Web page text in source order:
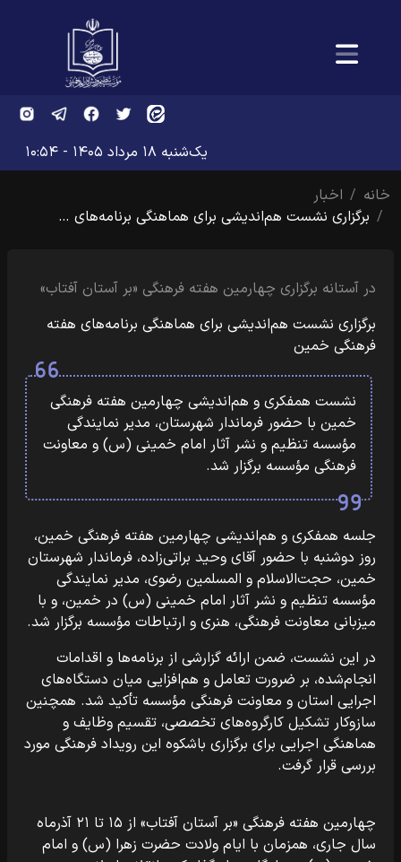
یک‌شنبه ۱۸ مرداد ۱۴۰۵ - ۱۰:۵۴
خانه
اخبار
برگزاری نشست هم‌اندیشی برای هماهنگی برنامه‌های …
در آستانه برگزاری چهارمین هفته فرهنگی «بر آستان آفتاب»
برگزاری نشست هم‌اندیشی برای هماهنگی برنامه‌های هفته
فرهنگی خمین
نشست همفکری و هم‌اندیشی چهارمین هفته فرهنگی
خمین با حضور فرماندار شهرستان، مدیر نمایندگی
مؤسسه تنظیم و نشر آثار امام خمینی (س) و معاونت
فرهنگی مؤسسه برگزار شد.
جلسه همفکری و هم‌اندیشی چهارمین هفته فرهنگی خمین،
روز دوشنبه با حضور آقای وحید براتی‌زاده، فرماندار شهرستان
خمین، حجت‌الاسلام و المسلمین رضوی، مدیر نمایندگی
مؤسسه تنظیم و نشر آثار امام خمینی (س) در خمین، و با
میزبانی معاونت فرهنگی، هنری و ارتباطات مؤسسه برگزار شد.
در این نشست، ضمن ارائه گزارشی از برنامه‌ها و اقدامات
انجام‌شده، بر ضرورت تعامل و هم‌افزایی میان دستگاه‌های
اجرایی استان و معاونت فرهنگی مؤسسه تأکید شد. همچنین
سازوکار تشکیل کارگروه‌های تخصصی، تقسیم وظایف و
هماهنگی اجرایی برای برگزاری باشکوه این رویداد فرهنگی مورد
بررسی قرار گرفت.
چهارمین هفته فرهنگی «بر آستان آفتاب» از ۱۵ تا ۲۱ آذرماه
سال جاری، همزمان با ایام ولادت حضرت زهرا (س) و امام